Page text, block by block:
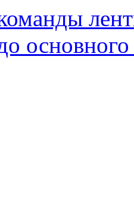
основного